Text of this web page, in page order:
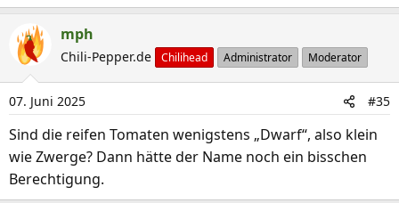
e
a
k
i
o
n
n
:
mph
Chili-Pepper.de Chilihead Administrator Moderator
07. Juni 2025 #35
Sind die reifen Tomaten wenigstens „Dwarf“, also klein
wie Zwerge? Dann hätte der Name noch ein bisschen
Berechtigung.